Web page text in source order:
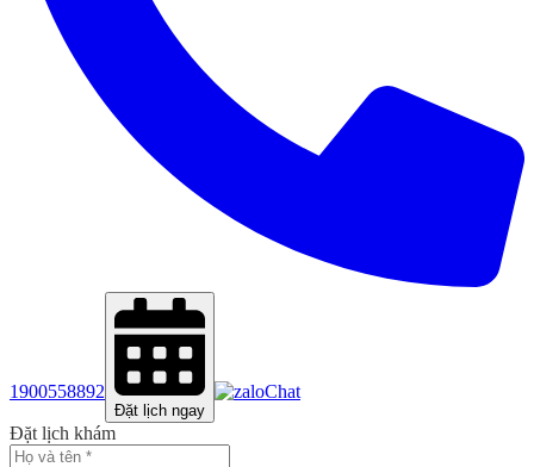
1900558892
Đặt lịch ngay
Chat
Đặt lịch khám